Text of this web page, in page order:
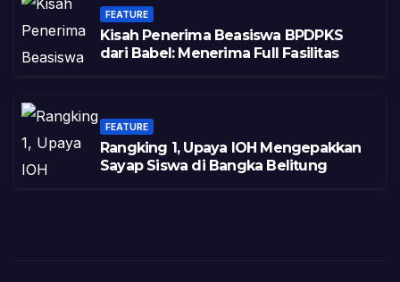
FEATURE
Kisah Penerima Beasiswa BPDPKS
dari Babel: Menerima Full Fasilitas
FEATURE
Rangking 1, Upaya IOH Mengepakkan
Sayap Siswa di Bangka Belitung